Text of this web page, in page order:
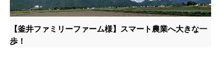
【釜井ファミリーファーム様】スマート農業へ大きな一
歩！